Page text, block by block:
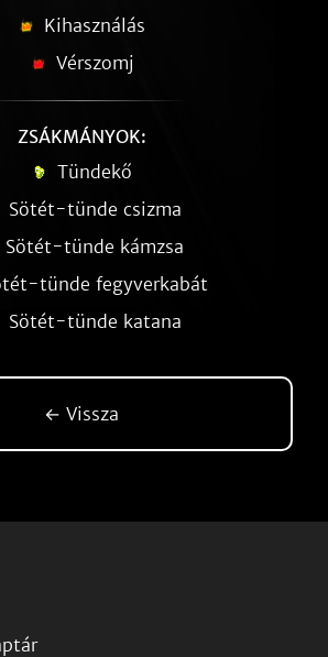
Kihasználás
Vérszomj
ZSÁKMÁNYOK:
Tündekő
Sötét-tünde csizma
Sötét-tünde kámzsa
tünde fegyverkabát
Sötét-tünde katana
← Vissza